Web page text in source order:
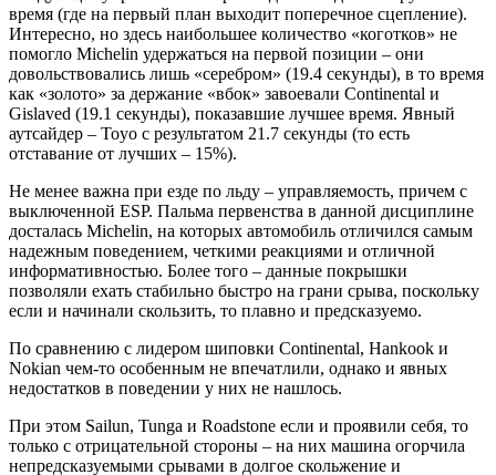
время (где на первый план выходит поперечное сцепление).
Интересно, но здесь наибольшее количество «коготков» не
помогло Michelin удержаться на первой позиции – они
довольствовались лишь «серебром» (19.4 секунды), в то время
как «золото» за держание «вбок» завоевали Continental и
Gislaved (19.1 секунды), показавшие лучшее время. Явный
аутсайдер – Toyo с результатом 21.7 секунды (то есть
отставание от лучших – 15%).
Не менее важна при езде по льду – управляемость, причем с
выключенной ESP. Пальма первенства в данной дисциплине
досталась Michelin, на которых автомобиль отличился самым
надежным поведением, четкими реакциями и отличной
информативностью. Более того – данные покрышки
позволяли ехать стабильно быстро на грани срыва, поскольку
если и начинали скользить, то плавно и предсказуемо.
По сравнению с лидером шиповки Continental, Hankook и
Nokian чем-то особенным не впечатлили, однако и явных
недостатков в поведении у них не нашлось.
При этом Sailun, Tunga и Roadstone если и проявили себя, то
только с отрицательной стороны – на них машина огорчила
непредсказуемыми срывами в долгое скольжение и